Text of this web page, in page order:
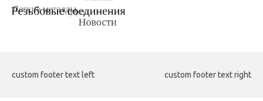
custom footer text left custom footer text right